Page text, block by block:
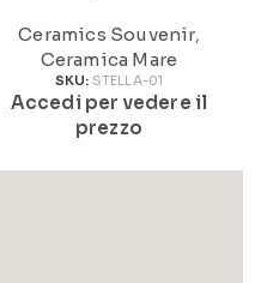
Ceramics Souvenir,
Ceramica Mare
SKU: STELLA-01
Accedi per vedere il
prezzo